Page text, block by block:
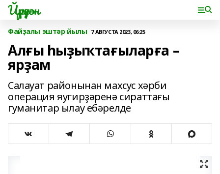
Йүрүҙән
Файҙалы эштәр йылы 7 АВГУСТА 2023, 06:25
Алғы һыҙыҡтағыларға –
ярҙам
Салауат районынан махсус хәрби
операция яугирҙәренә сираттағы
гуманитар ылау ебәрелде